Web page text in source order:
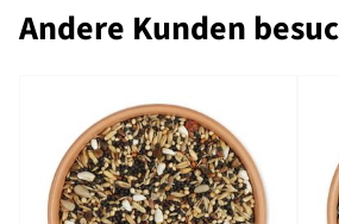
Artikelnummer
G-
Zutaten
Andere Kunden